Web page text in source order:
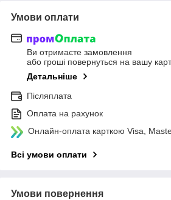
Умови оплати
Ви отримаєте замовлення
або гроші повернуться на вашу
Детальніше
Післяплата
Оплата на рахунок
Онлайн-оплата карткою Visa,
Всі умови оплати
Умови повернення